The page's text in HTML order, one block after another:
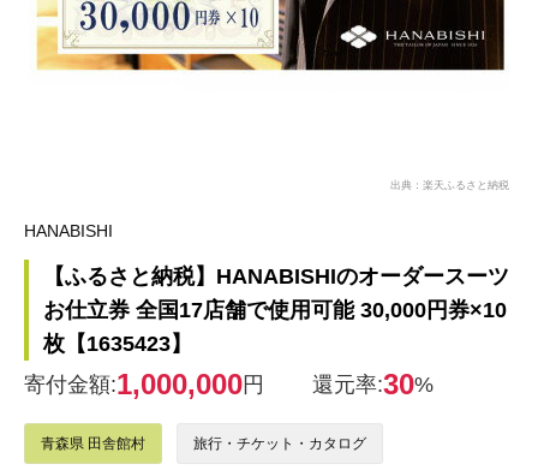
出典：楽天ふるさと納税
HANABISHI
【ふるさと納税】HANABISHIのオーダースーツ
お仕立券 全国17店舗で使用可能 30,000円券×10
枚【1635423】
寄付金額:1,000,000円 還元率:30%
青森県 田舎館村 旅行・チケット・カタログ